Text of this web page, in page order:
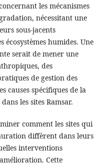
les mécanismes
nécessitant une
sous-jacents
écosystèmes humides. Une
serait de mener une
des
de gestion des
causes spécifiques de la
les sites Ramsar.
comment les sites qui
diffèrent dans leurs
interventions
Cette